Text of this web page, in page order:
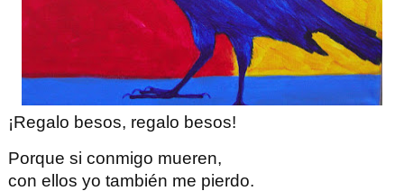
¡Regalo besos, regalo besos!
Porque si conmigo mueren,
con ellos yo también me pierdo.